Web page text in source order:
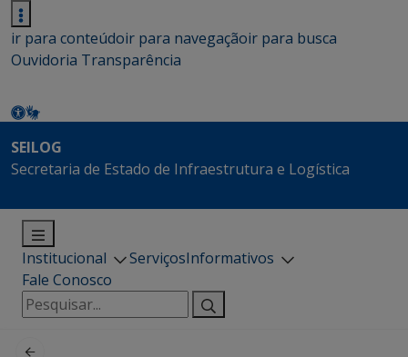
ir para conteúdoir para navegaçãoir para busca
Ouvidoria Transparência
SEILOG
Secretaria de Estado de Infraestrutura e Logística
Institucional ServiçosInformativos
Fale Conosco
Pesquisar
por: